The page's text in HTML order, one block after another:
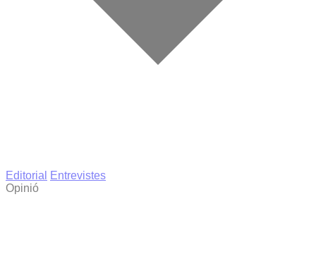
Editorial
Entrevistes
Opinió